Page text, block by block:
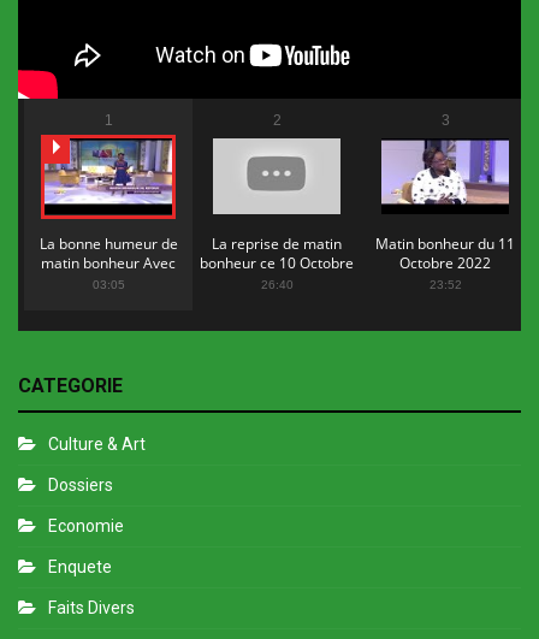
1
La bonne humeur de
matin bonheur Avec
Flopy Mendosa
03:05
2
La reprise de matin
bonheur ce 10 Octobre
2022
26:40
3
Matin bonheur du 11
Octobre 2022
23:52
CATEGORIE
Culture & Art
Dossiers
Economie
Enquete
Faits Divers